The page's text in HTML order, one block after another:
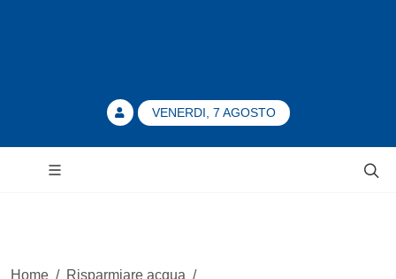
VENERDI, 7 AGOSTO
Home / Risparmiare acqua /